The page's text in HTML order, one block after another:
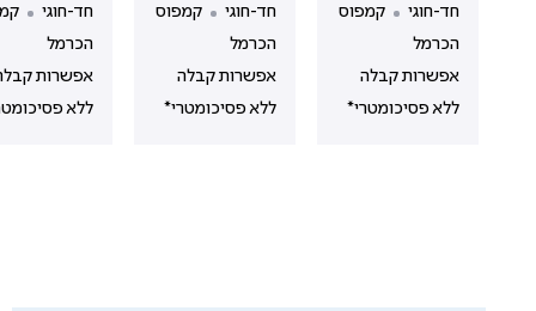
חד-חוגי
קמפוס
אפשרות קבלה
פסיכומטרי*
חד-חוגי
קמפוס
אפשרות קבלה
פסיכומטרי*
חד-חוגי
קמפוס
אפשרות קבלה
פסיכומטרי*